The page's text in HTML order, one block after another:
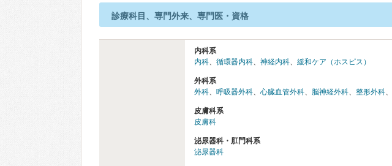
診療科目、専門外来、専門医・資格
内科系
内科、 循環器内科、 神経内科、 緩和ケア（ホスピス）
外科系
外科、 呼吸器外科、 心臓血管外科、 脳神経外科、 整形外科、
皮膚科系
皮膚科
泌尿器科・肛門科系
泌尿器科